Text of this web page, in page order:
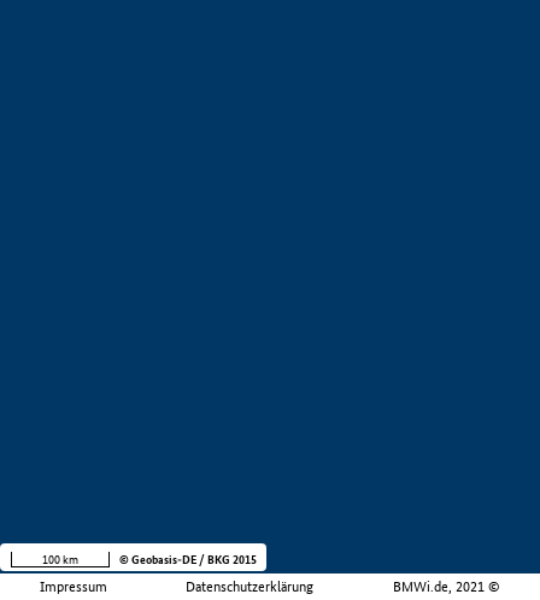
Impressum Datenschutzerklärung BMWi.de, 2021 ©
100 km © Geobasis-DE / BKG 2015